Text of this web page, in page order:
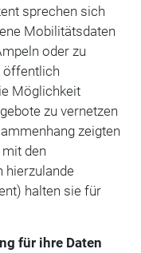
sprechen sich
Mobilitätsdaten
oder zu
öffentlich
Möglichkeit
zu vernetzen
zeigten
den
hierzulande
halten sie für
für ihre Daten